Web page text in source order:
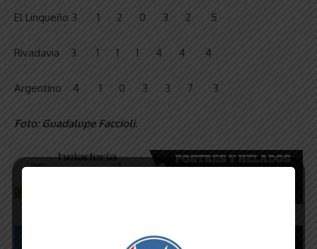
El Linqueño 3 1 2 0 3 2 5
Rivadavia 3 1 1 1 4 4 4
Argentino 4 1 0 3 3 7 3
Foto: Guadalupe Faccioli.